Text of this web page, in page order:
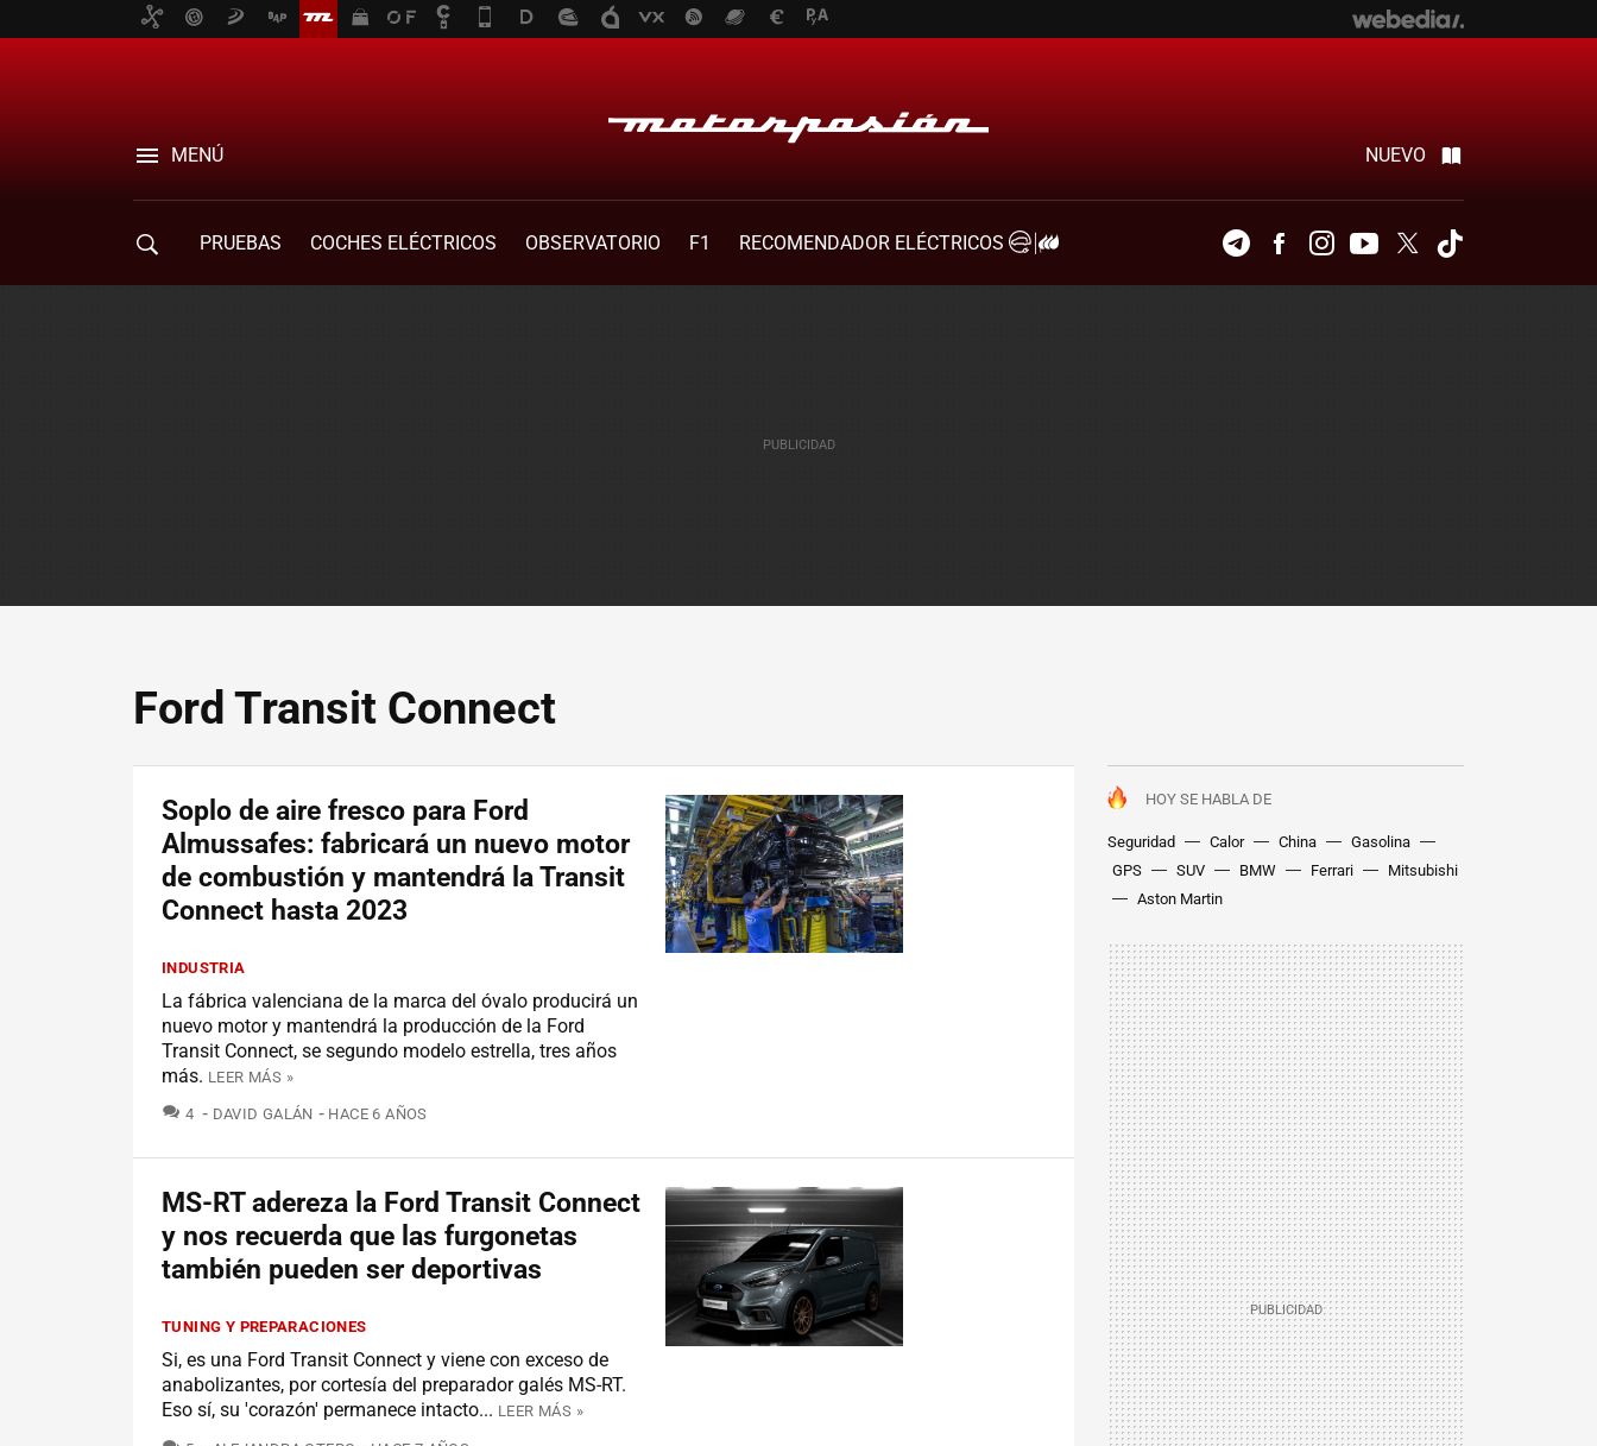
MENÚ NUEVO
PRUEBAS COCHES ELÉCTRICOS OBSERVATORIO F1
RECOMENDADOR ELÉCTRICOS
TelegramFacebookInstagramYoutubeTwitter
Ford Transit Connect
HOY SE HABLA DE
Seguridad Calor China
Gasolina
GPS
SUV BMW Ferrari
Mitsubishi
Aston Martin
Soplo de aire fresco para Ford
Almussafes: fabricará un nuevo motor
de combustión y mantendrá la Transit
Connect hasta 2023
INDUSTRIA
La fábrica valenciana de la marca del óvalo producirá un
nuevo motor y mantendrá la producción de la Ford
Transit Connect, se segundo modelo estrella, tres años
más. LEER MÁS »
4 COMENTARIOS
DAVID GALÁN HACE 6 AÑOS
MS-RT adereza la Ford Transit Connect
y nos recuerda que las furgonetas
también pueden ser deportivas
TUNING Y PREPARACIONES
Si, es una Ford Transit Connect y viene con exceso de
anabolizantes, por cortesía del preparador galés MS-RT.
Eso sí, su 'corazón' permanece intacto... LEER MÁS »